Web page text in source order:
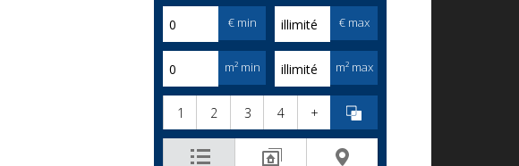
€ min € max
m² min m² max
1 2 3 4 +